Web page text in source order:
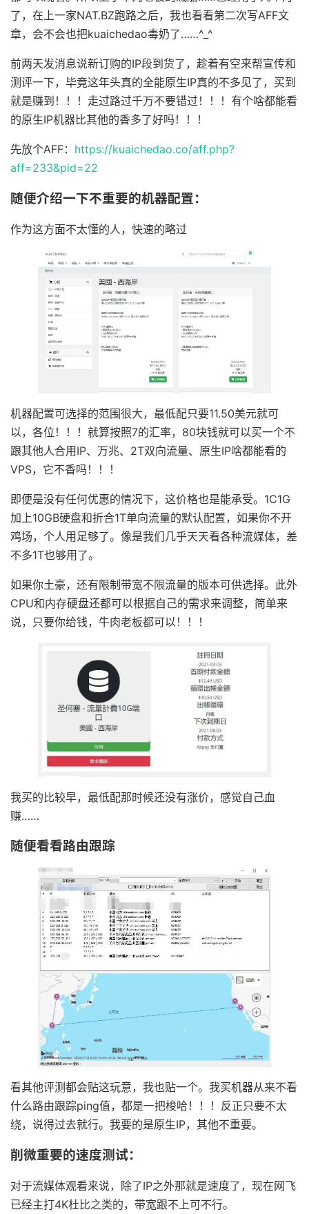
了，在上一家NAT.BZ跑路之后，我也看看第二次写AFF文
章，会不会也把kuaichedao毒奶了……^_^
前两天发消息说新订购的IP段到货了，趁着有空来帮宣传和
测评一下，毕竟这年头真的全能原生IP真的不多见了，买到
就是赚到！！！走过路过千万不要错过！！！有个啥都能看
的原生IP机器比其他的香多了好吗！！！
先放个AFF： https://kuaichedao.co/aff.php?
aff=233&pid=22
随便介绍一下不重要的机器配置：
作为这方面不太懂的人，快速的略过
机器配置可选择的范围很大，最低配只要11.50美元就可
以，各位！！！就算按照7的汇率，80块钱就可以买一个不
跟其他人合用IP、万兆、2T双向流量、原生IP啥都能看的
VPS，它不香吗！！！
即便是没有任何优惠的情况下，这价格也是能承受。1C1G
加上10GB硬盘和折合1T单向流量的默认配置，如果你不开
鸡场，个人用足够了。像是我们几乎天天看各种流媒体，差
不多1T也够用了。
如果你土豪，还有限制带宽不限流量的版本可供选择。此外
CPU和内存硬盘还都可以根据自己的需求来调整，简单来
说，只要你给钱，牛肉老板都可以！！！
我买的比较早，最低配那时候还没有涨价，感觉自己血
赚……
随便看看路由跟踪
看其他评测都会贴这玩意，我也贴一个。我买机器从来不看
什么路由跟踪ping值，都是一把梭哈！！！反正只要不太
绕，说得过去就行。我要的是原生IP，其他不重要。
削微重要的速度测试：
对于流媒体观看来说，除了IP之外那就是速度了，现在网飞
已经主打4K杜比之类的，带宽跟不上可不行。